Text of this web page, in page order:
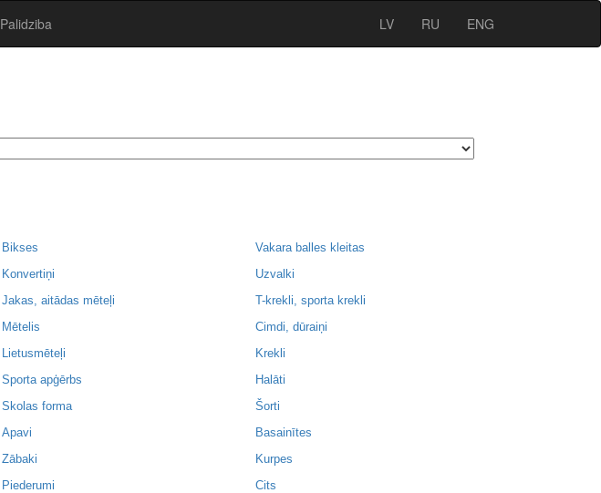
Palidziba LV RU ENG
Bikses
Vakara balles kleitas
Konvertiņi
Uzvalki
Jakas, aitādas mēteļi
T-krekli, sporta krekli
Mētelis
Cimdi, dūraiņi
Lietusmēteļi
Krekli
Sporta apģērbs
Halāti
Skolas forma
Šorti
Apavi
Basainītes
Zābaki
Kurpes
Piederumi Cits